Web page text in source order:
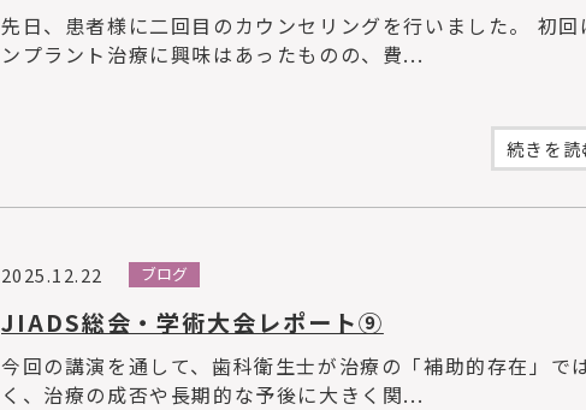
先日、患者様に二回目のカウンセリングを行いました。 初回
ンプラント治療に興味はあったものの、費...
続きを読
2025.12.22 ブログ
JIADS総会・学術大会レポート⑨
今回の講演を通して、歯科衛生士が治療の「補助的存在」で
く、治療の成否や長期的な予後に大きく関...